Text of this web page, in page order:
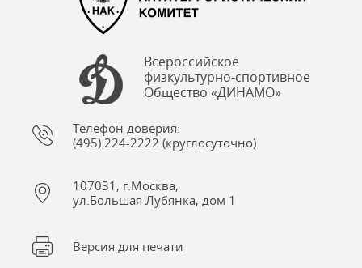
Всероссийское
физкультурно-спортивное
Общество «ДИНАМО»
Телефон доверия:
(495) 224-2222 (круглосуточно)
107031, г.Москва,
ул.Большая Лубянка, дом 1
Версия для печати